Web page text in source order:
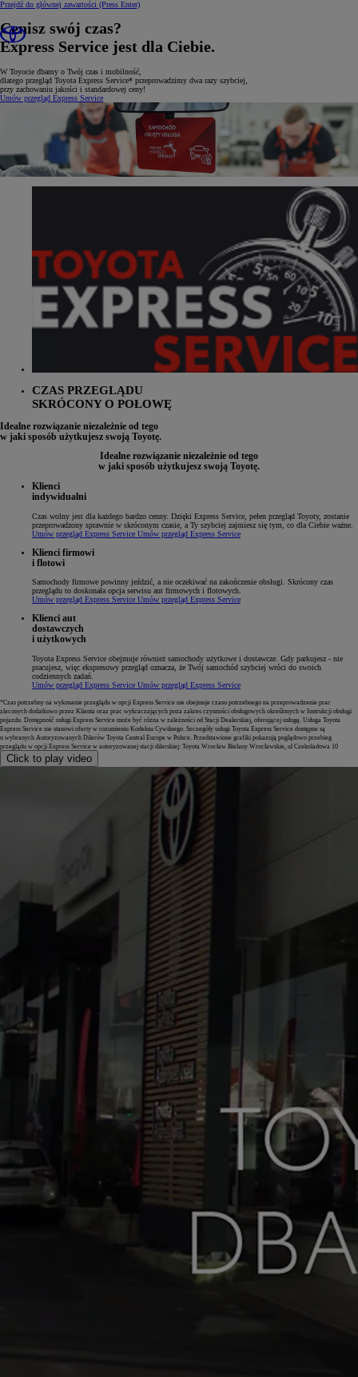
Przejdź do głównej zawartości (Press Enter)
Cenisz swój czas?
Express Service jest dla Ciebie.
W Toyocie dbamy o Twój czas i mobilność,
dlatego przegląd Toyota Express Service* przeprowadzimy dwa razy szybciej,
przy zachowaniu jakości i standardowej ceny!
Umów przegląd Express Service
CZAS PRZEGLĄDU
SKRÓCONY O POŁOWĘ
Idealne rozwiązanie niezależnie od tego
w jaki sposób użytkujesz swoją Toyotę.
Idealne rozwiązanie niezależnie od tego
w jaki sposób użytkujesz swoją Toyotę.
Klienci
indywidualni
Czas wolny jest dla każdego bardzo cenny. Dzięki Express Service, pełen przegląd Toyoty, zostanie
przeprowadzony sprawnie w skróconym czasie, a Ty szybciej zajmiesz się tym, co dla Ciebie ważne.
Umów przegląd Express Service Umów przegląd Express Service
Klienci firmowi
i flotowi
Samochody firmowe powinny jeździć, a nie oczekiwać na zakończenie obsługi. Skrócony czas
przeglądu to doskonała opcja serwisu aut firmowych i flotowych.
Umów przegląd Express Service Umów przegląd Express Service
Klienci aut
dostawczych
i użytkowych
Toyota Express Service obejmuje również samochody użytkowe i dostawcze. Gdy parkujesz - nie
pracujesz, więc ekspresowy przegląd oznacza, że Twój samochód szybciej wróci do swoich
codziennych zadań.
Umów przegląd Express Service Umów przegląd Express Service
*Czas potrzebny na wykonanie przeglądu w opcji Express Service nie obejmuje czasu potrzebnego na przeprowadzenie prac
zleconych dodatkowo przez Klienta oraz prac wykraczających poza zakres czynności obsługowych określonych w Instrukcji obsługi
pojazdu. Dostępność usługi Express Service może być różna w zależności od Stacji Dealerskiej, oferującej usługę. Usługa Toyota
Express Service nie stanowi oferty w rozumieniu Kodeksu Cywilnego. Szczegóły usługi Toyota Express Service dostępne są
u wybranych Autoryzowanych Dilerów Toyota Central Europe w Polsce. Przedstawione grafiki pokazują poglądowo przebieg
przeglądu w opcji Express Service w autoryzowanej stacji dilerskiej: Toyota Wrocław Bielany Wrocławskie, ul Czekoladowa 10
Click to play video